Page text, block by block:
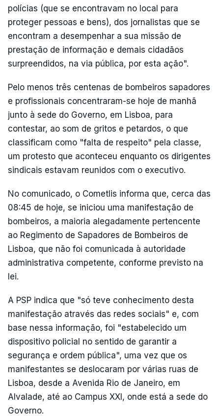
polícias (que se encontravam no local para
proteger pessoas e bens), dos jornalistas que se
encontram a desempenhar a sua missão de
prestação de informação e demais cidadãos
surpreendidos, na via pública, por esta ação".
Pelo menos três centenas de bombeiros sapadores
e profissionais concentraram-se hoje de manhã
junto à sede do Governo, em Lisboa, para
contestar, ao som de gritos e petardos, o que
classificam como "falta de respeito" pela classe,
um protesto que aconteceu enquanto os dirigentes
sindicais estavam reunidos com o executivo.
No comunicado, o Cometlis informa que, cerca das
08:45 de hoje, se iniciou uma manifestação de
bombeiros, a maioria alegadamente pertencente
ao Regimento de Sapadores de Bombeiros de
Lisboa, que não foi comunicada à autoridade
administrativa competente, conforme previsto na
lei.
A PSP indica que "só teve conhecimento desta
manifestação através das redes sociais" e, com
base nessa informação, foi "estabelecido um
dispositivo policial no sentido de garantir a
segurança e ordem pública", uma vez que os
manifestantes se deslocaram por várias ruas de
Lisboa, desde a Avenida Rio de Janeiro, em
Alvalade, até ao Campus XXI, onde está a sede do
Governo.